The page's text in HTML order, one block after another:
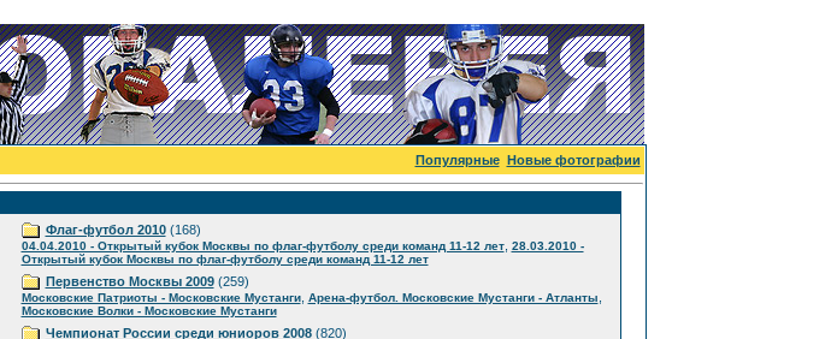
Популярные Новые фотографии
Флаг-футбол 2010(168)
04.04.2010 - Открытый кубок Москвы по флаг-футболу среди команд 11-12 лет, 28.03.2010 -
Открытый кубок Москвы по флаг-футболу среди команд 11-12 лет
Первенство Москвы 2009(259)
Московские Патриоты - Московские Мустанги, Арена-футбол. Московские Мустанги - Атланты
Московские Волки - Московские Мустанги
Чемпионат России среди юниоров 2008(820)